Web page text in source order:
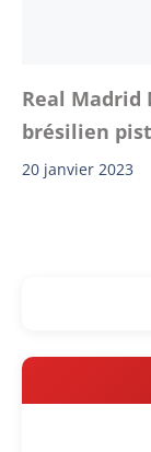
Real Madrid
brésilien
20 janvier 2023